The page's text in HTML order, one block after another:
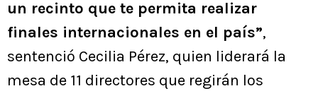
un recinto que te permita realizar
finales internacionales en el país”,
sentenció Cecilia Pérez, quien liderará la
mesa de 11 directores que regirán los